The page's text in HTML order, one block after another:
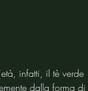
infatti, il tè verde
dalla forma di